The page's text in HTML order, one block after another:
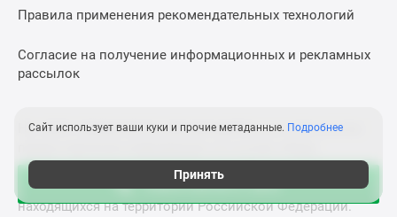
Зафиксировать цену
Правила применения рекомендательных технологий
Согласие на получение информационных и рекламных
рассылок
На сайте применяются рекомендательные технологии
систематизации и анализа сведений, относящихся к
предпочтениям пользователей сети «Интернет»,
находящихся на территории Российской Федерации.
Сайт использует ваши куки и прочие метаданные. Подробнее
Принять